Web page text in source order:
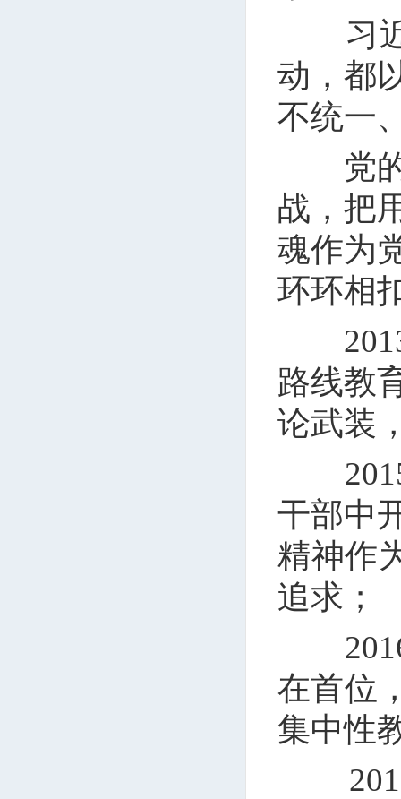
习近
动，都
不统一
党的
战，把
魂作为
环环相
2013
路线教
论武装
2015
干部中
精神作
追求；
2016
在首位
集中性
2019